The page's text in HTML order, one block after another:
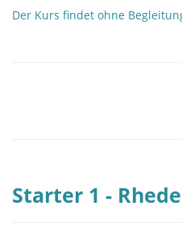
Der Kurs findet ohne
Starter 1 - Rhede